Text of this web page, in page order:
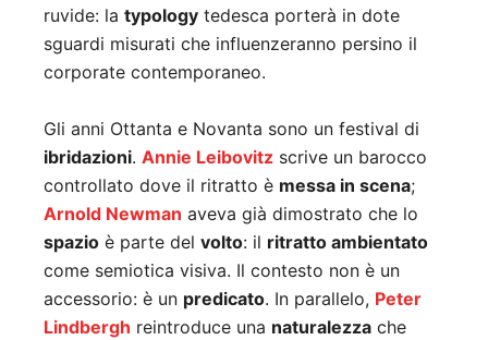
ruvide: la typology tedesca porterà in dote
sguardi misurati che influenzeranno persino il
corporate contemporaneo.
Gli anni Ottanta e Novanta sono un festival di
ibridazioni. Annie Leibovitz scrive un barocco
controllato dove il ritratto è messa in scena;
Arnold Newman aveva già dimostrato che lo
spazio è parte del volto: il ritratto ambientato
come semiotica visiva. Il contesto non è un
accessorio: è un predicato. In parallelo, Peter
Lindbergh reintroduce una naturalezza che